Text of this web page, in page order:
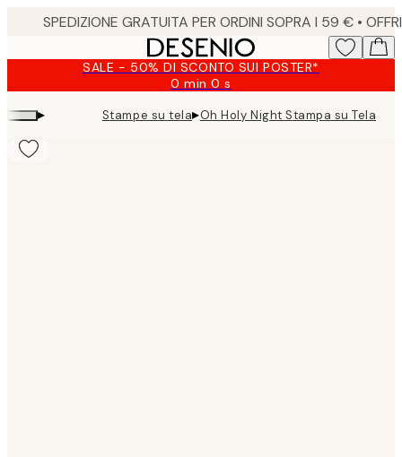
SALE - 50% DI SCONTO SUI POSTER*
0 min0 s
Valido
fino
a:
▸ Stampe su tela▸Oh Holy Night Stampa su Tela